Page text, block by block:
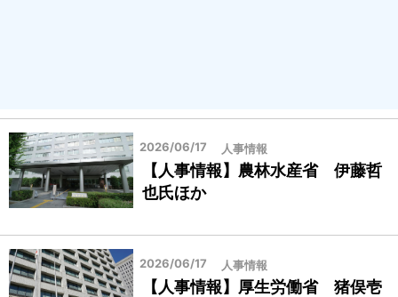
2026/06/17 人事情報
【人事情報】農林水産省 伊藤哲
也氏ほか
2026/06/17 人事情報
【人事情報】厚生労働省 猪俣壱